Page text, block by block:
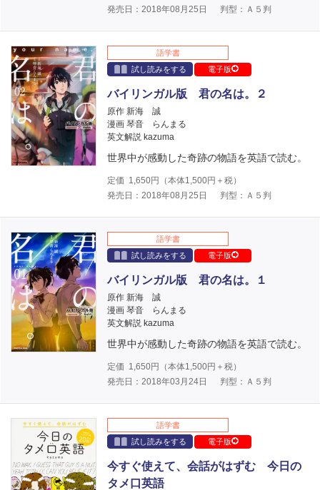
発売日：2018年08月25日
判型：Ａ５判
語学書
試し読みをする
電子版
バイリンガル版 君の名は。２
原作 新海 誠
漫画 琴音 らんまる
英文解説 kazuma
世界中が感動した奇跡の物語を英語で読む。
定価 1,650円（本体1,500円＋税）
発売日：2018年08月25日
判型：Ａ５判
語学書
試し読みをする
電子版
バイリンガル版 君の名は。１
原作 新海 誠
漫画 琴音 らんまる
英文解説 kazuma
世界中が感動した奇跡の物語を英語で読む。
定価 1,650円（本体1,500円＋税）
発売日：2018年03月24日
判型：Ａ５判
語学書
試し読みをする
電子版
今すぐ使えて、会話がはずむ 今日の
タメ口英語